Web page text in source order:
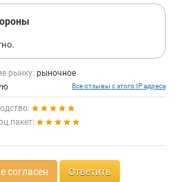
рынку: рыночное
Все отзывы с этого IP адреса
согласен Ответить